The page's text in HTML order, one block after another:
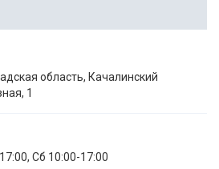
область, Качалинский
1
Сб 10:00-17:00